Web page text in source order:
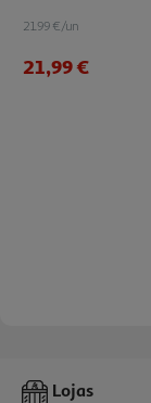
21.99 €/un
21,99 €
Auriculares Sem
Lojas